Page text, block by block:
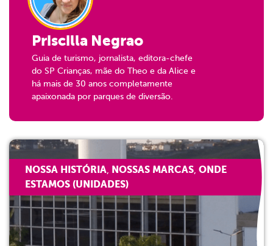
Priscilla Negrao
Guia de turismo, jornalista, editora-chefe
do SP Crianças, mãe do Theo e da Alice e
há mais de 30 anos completamente
apaixonada por parques de diversão.
NOSSA HISTÓRIA, NOSSAS MARCAS, ONDE
ESTAMOS (UNIDADES)